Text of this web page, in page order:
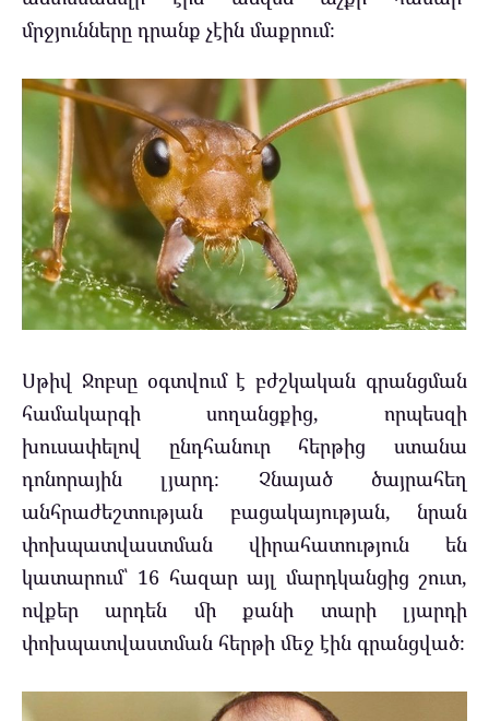
մրջյունները դրանք չէին մաքրում։
Սթիվ Ջոբսը օգտվում է բժշկական գրանցման
համակարգի սողանցքից, որպեսզի
խուսափելով ընդհանուր հերթից ստանա
դոնորային լյարդ։ Չնայած ծայրահեղ
անհրաժեշտության բացակայության, նրան
փոխպատվաստման վիրահատություն են
կատարում՝ 16 հազար այլ մարդկանցից շուտ,
ովքեր արդեն մի քանի տարի լյարդի
փոխպատվաստման հերթի մեջ էին գրանցված։